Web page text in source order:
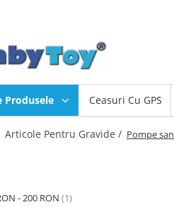
Produsele Ceasuri Cu GPS
Articole Pentru Gravide / Pompe san
- 200 RON (1)